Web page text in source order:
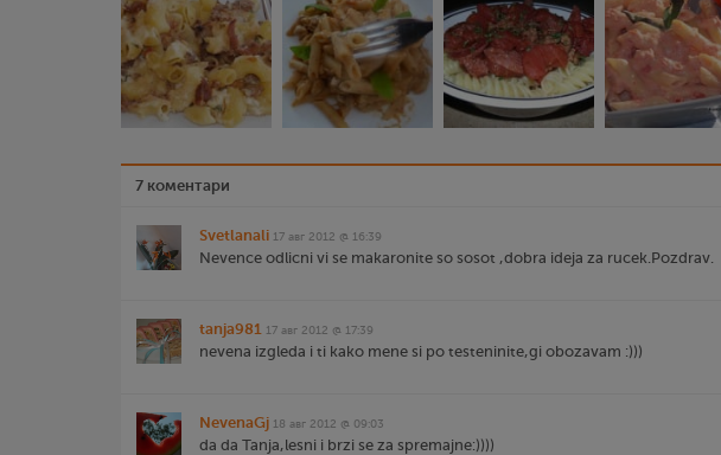
7 коментари
Svetlanali 17 авг 2012 @ 16:39
Nevence odlicni vi se makaronite so sosot ,dobra ideja za rucek.Pozdrav.
tanja981 17 авг 2012 @ 17:39
nevena izgleda i ti kako mene si po testeninite,gi obozavam :)))
NevenaGj 18 авг 2012 @ 09:03
da da Tanja,lesni i brzi se za spremajne:))))